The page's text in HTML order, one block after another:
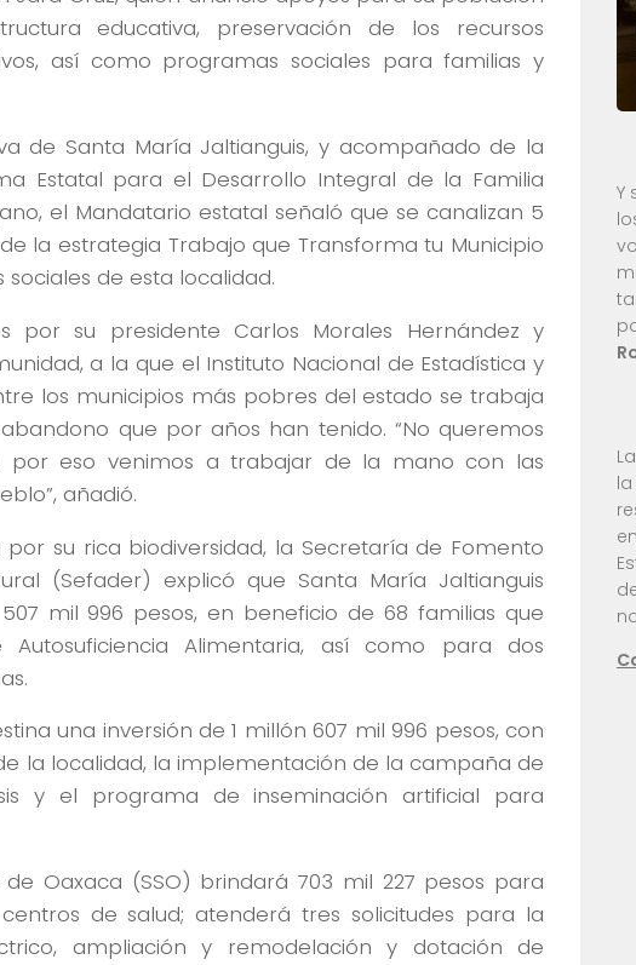
educativa, preservación de los recursos
así como programas sociales para familias y
de Santa María Jaltianguis, y acompañado de la
Estatal para el Desarrollo Integral de la Familia
el Mandatario estatal señaló que se canalizan 5
la estrategia Trabajo que Transforma tu Municipio
de esta localidad.
por su presidente Carlos Morales Hernández y
a la que el Instituto Nacional de Estadística y
los municipios más pobres del estado se trabaja
que por años han tenido. “No queremos
por eso venimos a trabajar de la mano con las
añadió.
su rica biodiversidad, la Secretaría de Fomento
(Sefader) explicó que Santa María Jaltianguis
mil 996 pesos, en beneficio de 68 familias que
Alimentaria, así como para dos
una inversión de 1 millón 607 mil 996 pesos, con
la localidad, la implementación de la campaña de
y el programa de inseminación artificial para
Oaxaca (SSO) brindará 703 mil 227 pesos para
de salud; atenderá tres solicitudes para la
ampliación y remodelación y dotación de
Y